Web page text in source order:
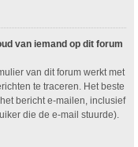
van iemand op dit forum
van dit forum werkt met
te traceren. Het beste
bericht e-mailen, inclusief
die de e-mail stuurde).